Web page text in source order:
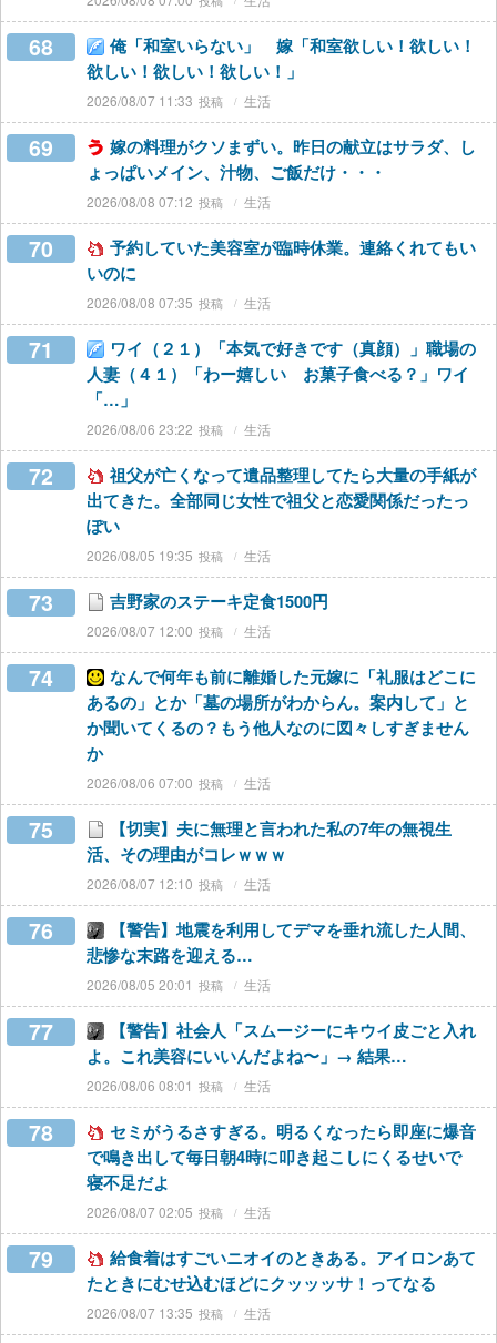
68
俺「和室いらない」 嫁「和室欲しい！欲しい！
欲しい！欲しい！欲しい！」
2026/08/07 11:33 生活
69
嫁の料理がクソまずい。昨日の献立はサラダ、し
ょっぱいメイン、汁物、ご飯だけ・・・
2026/08/08 07:12 生活
70
予約していた美容室が臨時休業。連絡くれてもい
いのに
2026/08/08 07:35 生活
71
ワイ（２１）「本気で好きです（真顔）」職場の
人妻（４１）「わー嬉しい お菓子食べる？」ワイ
「…」
2026/08/06 23:22 生活
72
祖父が亡くなって遺品整理してたら大量の手紙が
出てきた。全部同じ女性で祖父と恋愛関係だったっ
ぽい
2026/08/05 19:35 生活
73 吉野家のステーキ定食1500円
2026/08/07 12:00 生活
74
なんで何年も前に離婚した元嫁に「礼服はどこに
あるの」とか「墓の場所がわからん。案内して」と
か聞いてくるの？もう他人なのに図々しすぎません
か
2026/08/06 07:00 生活
75
【切実】夫に無理と言われた私の7年の無視生
活、その理由がコレｗｗｗ
2026/08/07 12:10 生活
76
【警告】地震を利用してデマを垂れ流した人間、
悲惨な末路を迎える…
2026/08/05 20:01 生活
77
【警告】社会人「スムージーにキウイ皮ごと入れ
よ。これ美容にいいんだよね〜」→ 結果…
2026/08/06 08:01 生活
78
セミがうるさすぎる。明るくなったら即座に爆音
で鳴き出して毎日朝4時に叩き起こしにくるせいで
寝不足だよ
2026/08/07 02:05 生活
79
給食着はすごいニオイのときある。アイロンあて
たときにむせ込むほどにクッッッサ！ってなる
2026/08/07 13:35 生活